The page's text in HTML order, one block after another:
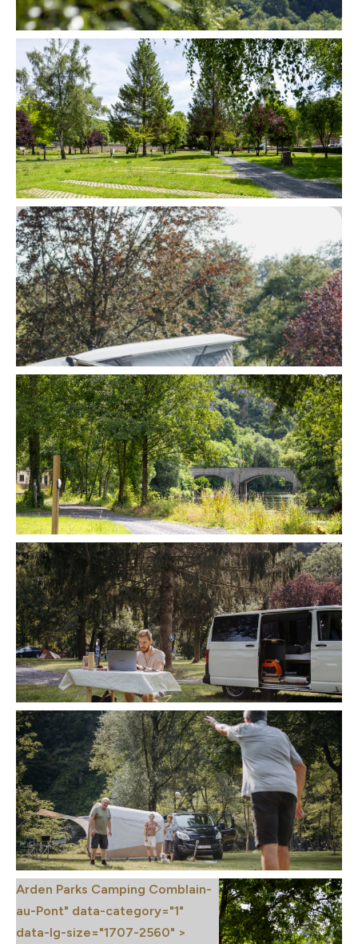
Arden Parks Camping Comblain-
au-Pont" data-category="1"
data-lg-size="1707-2560" >